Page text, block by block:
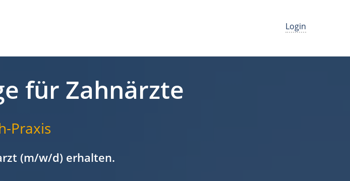
Login
für Zahnärzte
Praxis
(m/w/d) erhalten.